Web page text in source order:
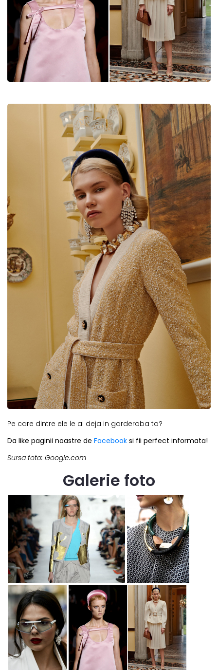
Pe care dintre ele le ai deja in garderoba ta?
Da like paginii noastre de Facebook si fii perfect informata!
Sursa foto: Google.com
Galerie foto